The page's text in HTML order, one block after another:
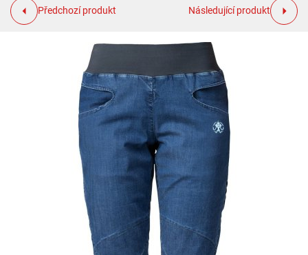
Předchozí produkt Následující produkt